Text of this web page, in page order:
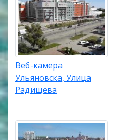
Веб-камера
Ульяновска, Улица
Радищева